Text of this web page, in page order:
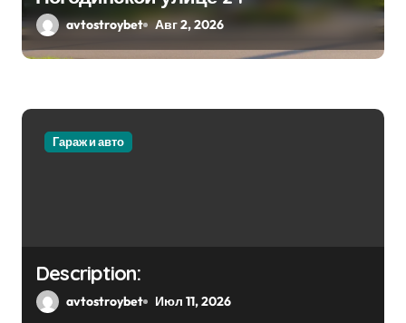
avtostroybet Авг 2, 2026
Гараж и авто
Description:
avtostroybet Июл 11, 2026